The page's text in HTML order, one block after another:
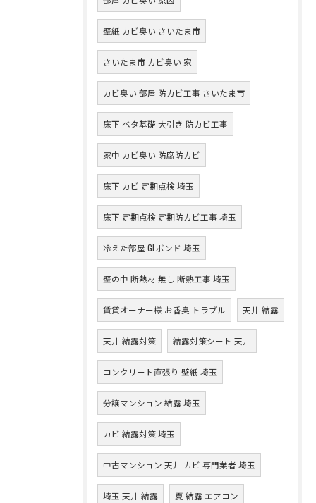
壁紙 カビ臭い さいたま市
さいたま市 カビ臭い 家
カビ臭い 部屋 防カビ工事 さいたま市
床下 ベタ基礎 大引き 防カビ工事
家中 カビ臭い 防腐防カビ
床下 カビ 定期点検 埼玉
床下 定期点検 定期防カビ工事 埼玉
冷えた部屋 GLボンド 埼玉
壁の中 断熱材 無し 断熱工事 埼玉
賃貸オーナー様 お香臭 トラブル 天井 結露
天井 結露対策 結露対策シート 天井
コンクリート直張り 壁紙 埼玉
分譲マンション 結露 埼玉
カビ 結露対策 埼玉
中古マンション 天井 カビ 専門業者 埼玉
埼玉 天井 結露 夏 結露 エアコン